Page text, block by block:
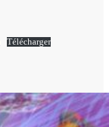
Télécharger